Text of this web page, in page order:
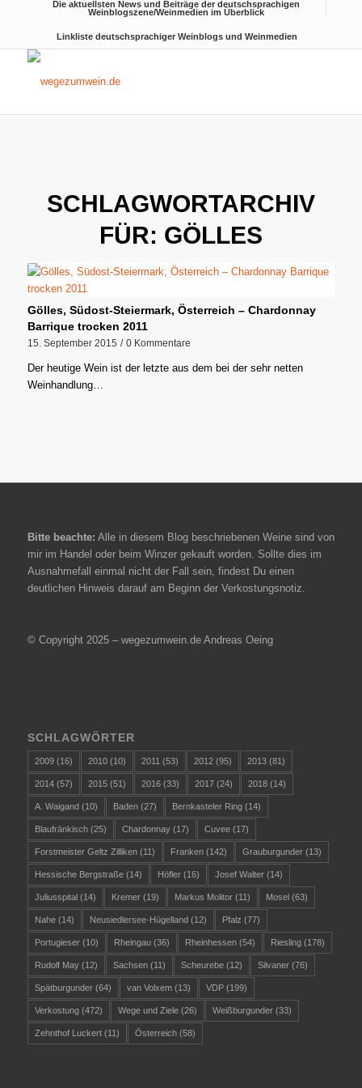
Die aktuellsten News und Beiträge der deutschsprachigen
Weinblogszene/Weinmedien im Überblick
Linkliste deutschsprachiger Weinblogs und Weinmedien
SCHLAGWORTARCHIV
FÜR: GÖLLES
Gölles, Südost-Steiermark, Österreich – Chardonnay
Barrique trocken 2011
15. September 2015 / 0 Kommentare
Der heutige Wein ist der letzte aus dem bei der sehr netten
Weinhandlung…
Bitte beachte: Alle in diesem Blog beschriebenen Weine sind von
mir im Handel oder beim Winzer gekauft worden. Sollte dies im
Ausnahmefall einmal nicht der Fall sein, findest Du einen
deutlichen Hinweis darauf am Beginn der Verkostungsnotiz.
© Copyright 2025 – wegezumwein.de Andreas Oeing
SCHLAGWÖRTER
2009(16) 2010(10) 2011 (53) 2012(95) 2013(81)
2014(57) 2015(51) 2016(33) 2017(24) 2018(14)
A. Waigand (10) Baden(27) Bernkasteler Ring(14)
Blaufränkisch(25) Chardonnay(17) Cuvee(17)
Forstmeister Geltz Zilliken(11) Franken(142) Grauburgunder(13)
Hessische Bergstraße(14) Höfler(16) Josef Walter(14)
Juliusspital (14) Kremer(19) Markus Molitor(11) Mosel (63)
Nahe(14) Neusiedlersee-Hügelland (12) Pfalz (77)
Portugieser(10) Rheingau(36) Rheinhessen(54) Riesling(178)
Rudolf May(12) Sachsen(11) Scheurebe(12) Silvaner(76)
Spätburgunder(64) van Volxem(13) VDP(199)
Verkostung(472) Wege und Ziele(26) Weißburgunder(33)
Zehnthof Luckert(11) Österreich(58)